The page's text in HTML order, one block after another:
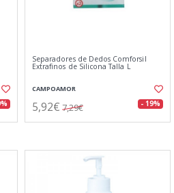
Separadores de Dedos Comforsil
Extrafinos de Silicona Talla L
CAMPOAMOR
5,92€ 7,29€ - 19%